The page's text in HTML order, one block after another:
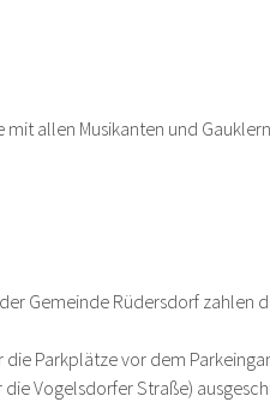
mit allen Musikanten und Gauklern
Gemeinde Rüdersdorf zahlen
Parkplätze vor dem
Vogelsdorfer Straße)